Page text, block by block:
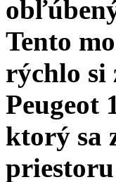
Tento
rýchlo si
Peugeot
ktorý sa